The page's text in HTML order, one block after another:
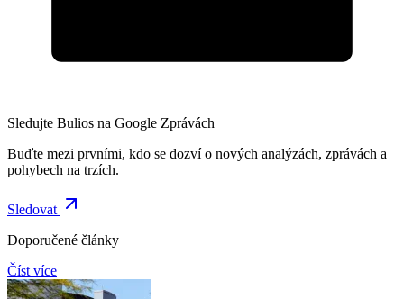
Sledujte Bulios na Google Zprávách
Buďte mezi prvními, kdo se dozví o nových analýzách, zprávách a
pohybech na trzích.
Sledovat
Doporučené články
Číst více